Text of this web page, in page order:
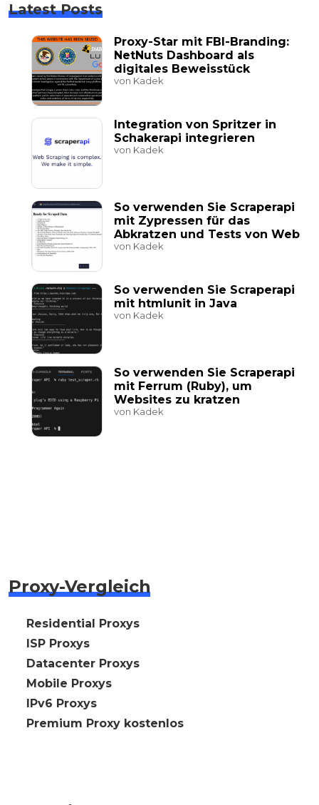
Latest Posts
Proxy-Star mit FBI-Branding:
NetNuts Dashboard als
digitales Beweisstück
von Kadek
Integration von Spritzer in
Schakerapi integrieren
von Kadek
So verwenden Sie Scraperapi
mit Zypressen für das
Abkratzen und Tests von Web
von Kadek
So verwenden Sie Scraperapi
mit htmlunit in Java
von Kadek
So verwenden Sie Scraperapi
mit Ferrum (Ruby), um
Websites zu kratzen
von Kadek
Proxy-Vergleich
🇩🇪 Residential Proxys
🇩🇪 ISP Proxys
🇩🇪 Datacenter Proxys
🇩🇪 Mobile Proxys
🇩🇪 IPv6 Proxys
⭐ Premium Proxy kostenlos